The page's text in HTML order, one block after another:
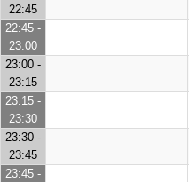
22:45
22:45 -
23:00
23:00 -
23:15
23:15 -
23:30
23:30 -
23:45
23:45 -